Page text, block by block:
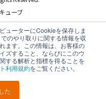
ューターにCookieを保存しま
のやり取りに関する情報を収
ます。この情報は、お客様の
ズすること、ならびにこのウ
する解析と指標を得ることを
利用規約をご覧ください。
た
LINEで
送る
ューブ